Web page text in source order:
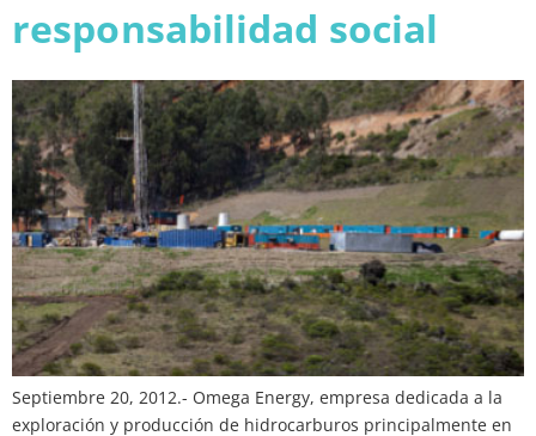
responsabilidad social
Septiembre 20, 2012.- Omega Energy, empresa dedicada a la
exploración y producción de hidrocarburos principalmente en